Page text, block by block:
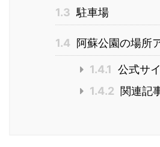
1.3 駐車場
1.4 阿蘇公園の場所
1.4.1 公式サ
1.4.2 関連記